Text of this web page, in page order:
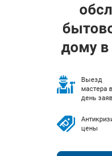
дому
Выезд
мастера в
день
цены